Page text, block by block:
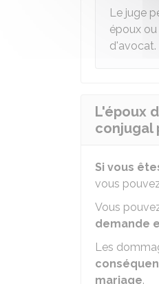
Le juge
époux
d'avocat.
L'époux
conjugal
Si vous
vous
Vous
demande
Les
mariage.